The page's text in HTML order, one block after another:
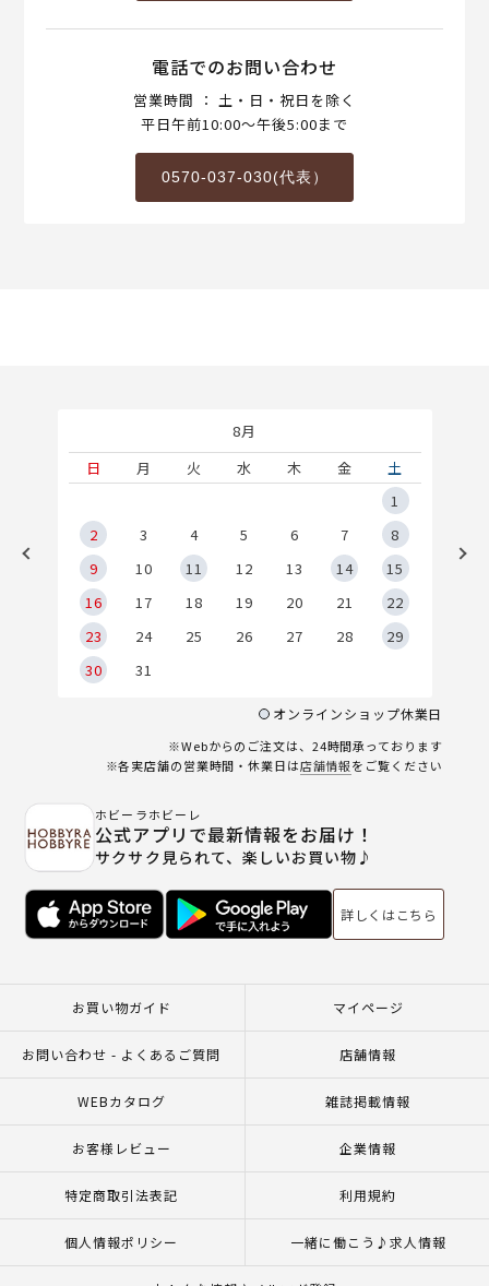
電話でのお問い合わせ
営業時間 ： 土・日・祝日を除く
平日午前10:00～午後5:00まで
0570-037-030(代表）
8月
日
月 火 水 木 金
土
1
2
3 4 5 6 7
8
9
10 11 12 13 14
15
16
17 18 19 20 21
22
23
24 25 26 27 28
29
30
31
オンラインショップ休業日
※Webからのご注文は、24時間承っております
※各実店舗の営業時間・休業日は店舗情報をご覧ください
ホビーラホビーレ
公式アプリで最新情報をお届け！
サクサク見られて、楽しいお買い物♪
詳しくはこちら
お買い物ガイド マイページ
お問い合わせ - よくあるご質問 店舗情報
WEBカタログ 雑誌掲載情報
お客様レビュー 企業情報
特定商取引法表記 利用規約
個人情報ポリシー 一緒に働こう♪求人情報